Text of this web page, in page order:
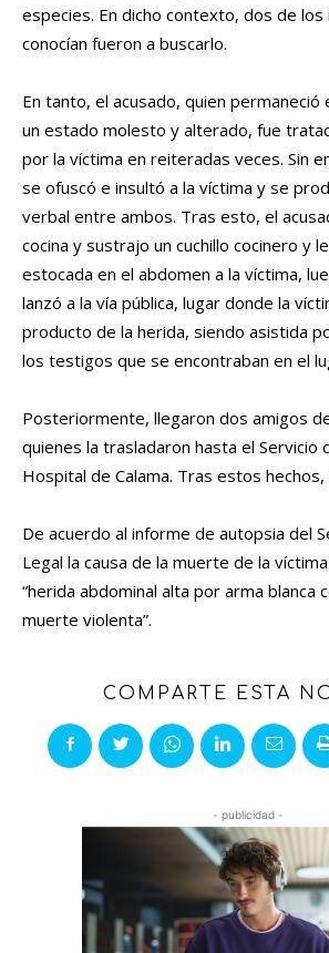
especies. En dicho contexto, dos de
conocían fueron a buscarlo.
En tanto, el acusado, quien permaneció
un estado molesto y alterado, fue
por la víctima en reiteradas veces. Sin
se ofuscó e insultó a la víctima y se
verbal entre ambos. Tras esto, el
cocina y sustrajo un cuchillo cocinero y
estocada en el abdomen a la víctima,
lanzó a la vía pública, lugar donde la
producto de la herida, siendo asistida
los testigos que se encontraban en el
Posteriormente, llegaron dos amigos
quienes la trasladaron hasta el Servicio
Hospital de Calama. Tras estos hechos,
De acuerdo al informe de autopsia del
Legal la causa de la muerte de la
“herida abdominal alta por arma blanca
muerte violenta”.
COMPARTE ESTA
- publicidad -